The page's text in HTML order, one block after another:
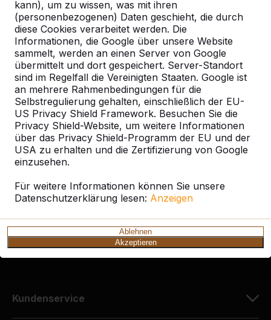
kann), um zu wissen, was mit ihren
(personenbezogenen) Daten geschieht, die durch
diese Cookies verarbeitet werden. Die
Informationen, die Google über unsere Website
sammelt, werden an einen Server von Google
übermittelt und dort gespeichert. Server-Standort
sind im Regelfall die Vereinigten Staaten. Google ist
an mehrere Rahmenbedingungen für die
Selbstregulierung gehalten, einschließlich der EU-
US Privacy Shield Framework. Besuchen Sie die
Privacy Shield-Website, um weitere Informationen
über das Privacy Shield-Programm der EU und der
USA zu erhalten und die Zertifizierung von Google
einzusehen.
Für weitere Informationen können Sie unsere
Datenschutzerklärung lesen: Anzeigen
Ablehnen
Akzeptieren
Zie ook
Nürnberg
Kontakt
HeBlad Deutschland
Diekerstraße 97
42781 Haan
+49 212 934 77 25
info@HeBlad.de
Kundenservice